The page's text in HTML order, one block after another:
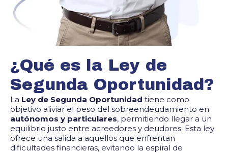
¿Qué es la Ley de
Segunda Oportunidad?
La Ley de Segunda Oportunidad tiene como
objetivo aliviar el peso del sobreendeudamiento en
autónomos y particulares, permitiendo llegar a un
equilibrio justo entre acreedores y deudores. Esta ley
ofrece una salida a aquellos que enfrentan
dificultades financieras, evitando la espiral de